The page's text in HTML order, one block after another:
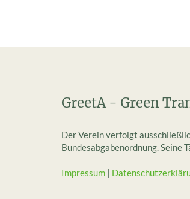
GreetA - Green
Der Verein verfolgt
Bundesabgabenordnung.
Impressum |